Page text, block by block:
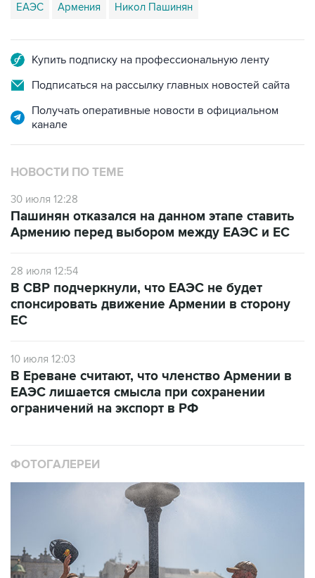
ЕАЭС Армения Никол Пашинян
Купить подписку на профессиональную ленту
Подписаться на рассылку главных новостей сайта
Получать оперативные новости в официальном
канале
НОВОСТИ ПО ТЕМЕ
30 июля 12:28
Пашинян отказался на данном этапе ставить
Армению перед выбором между ЕАЭС и ЕС
28 июля 12:54
В СВР подчеркнули, что ЕАЭС не будет
спонсировать движение Армении в сторону
ЕС
10 июля 12:03
В Ереване считают, что членство Армении в
ЕАЭС лишается смысла при сохранении
ограничений на экспорт в РФ
ФОТОГАЛЕРЕИ